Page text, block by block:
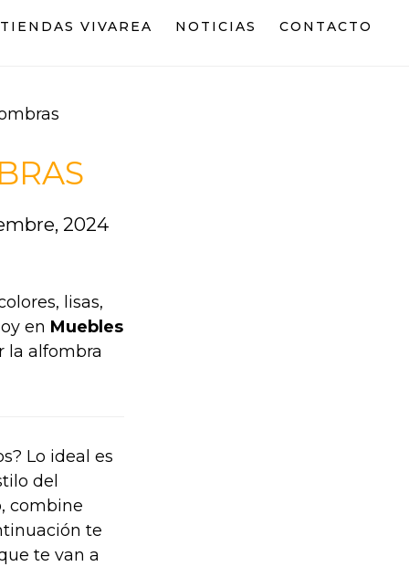
TIENDAS VIVAREA NOTICIAS CONTACTO
2024
lisas,
en Muebles
la alfombra
Lo ideal es
del
combine
te
te van a